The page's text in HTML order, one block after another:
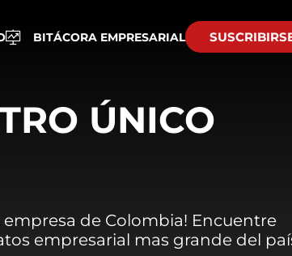
BITÁCORA EMPRESARIAL
ÚNICO
de Colombia! Encuentre
empresarial mas grande del